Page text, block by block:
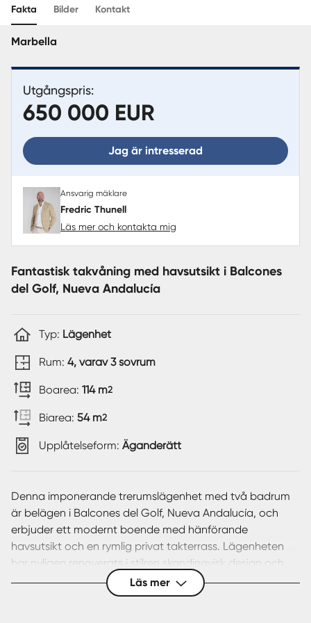
Fakta Bilder Kontakt
Marbella
Utgångspris:
650 000 EUR
Jag är intresserad
Ansvarig mäklare
Fredric Thunell
Läs mer och kontakta mig
Fantastisk takvåning med havsutsikt i Balcones
del Golf, Nueva Andalucía
Typ: Lägenhet
Rum: 4, varav 3 sovrum
Boarea: 114 m2
Biarea: 54 m2
Upplåtelseform: Äganderätt
Denna imponerande trerumslägenhet med två badrum
är belägen i Balcones del Golf, Nueva Andalucía, och
erbjuder ett modernt boende med hänförande
havsutsikt och en rymlig privat takterrass. Lägenheten
har nyligen renoverats i stilren skandinavisk design och
kombinerar funktionalitet med elegans – ett ljust och
stilfullt hem i ett av Nueva Andalucías mest eftertraktade
Läs mer